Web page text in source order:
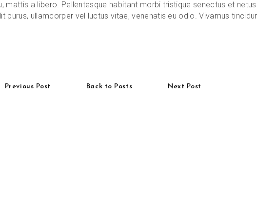
mattis a libero. Pellentesque habitant morbi tristique senectus et
purus, ullamcorper vel luctus vitae, venenatis eu odio. Vivamus
Previous Post Back to Posts Next Post